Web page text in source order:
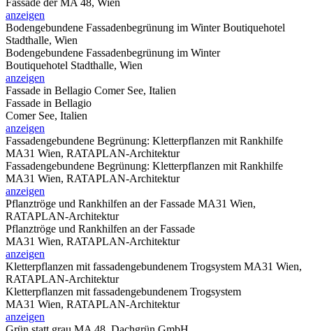
anzeigen
Bodengebundene Fassadenbegrünung im WinterBoutiquehotel
Stadthalle, Wien
Bodengebundene Fassadenbegrünung im Winter
Boutiquehotel Stadthalle, Wien
anzeigen
Fassade in Bellagio Comer See, Italien
Fassade in Bellagio
Comer See, Italien
anzeigen
Fassadengebundene Begrünung: Kletterpflanzen mit Rankhilfe
MA31 Wien, RATAPLAN-Architektur
Fassadengebundene Begrünung: Kletterpflanzen mit Rankhilfe
MA31 Wien, RATAPLAN-Architektur
anzeigen
Pflanztröge und Rankhilfen an der Fassade MA31 Wien,
RATAPLAN-Architektur
Pflanztröge und Rankhilfen an der Fassade
MA31 Wien, RATAPLAN-Architektur
anzeigen
Kletterpflanzen mit fassadengebundenem Trogsystem MA31 Wien,
RATAPLAN-Architektur
Kletterpflanzen mit fassadengebundenem Trogsystem
MA31 Wien, RATAPLAN-Architektur
anzeigen